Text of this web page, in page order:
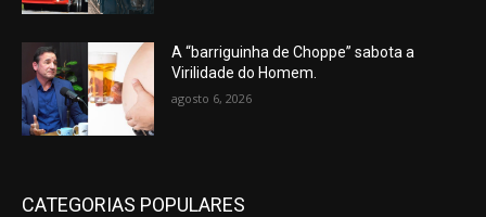
A “barriguinha de Choppe” sabota a
Virilidade do Homem.
agosto 6, 2026
CATEGORIAS POPULARES